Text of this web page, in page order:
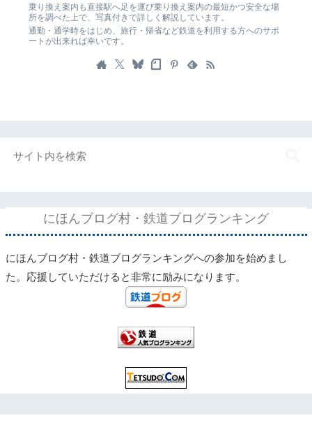
乗り換え案内も直接駅へ足を運び乗り換え案内の最短かつ安全な場
所を調べた上で、写真付きで詳しく解説しています。
通勤・通学時をはじめ、旅行・帰省など鉄道を利用する方へのサポ
ートが出来れば幸いです。
にほんブログ村・鉄道ブログランキング
にほんブログ村・鉄道ブログランキングへの参加を始めまし
た。応援していただけると非常に励みになります。